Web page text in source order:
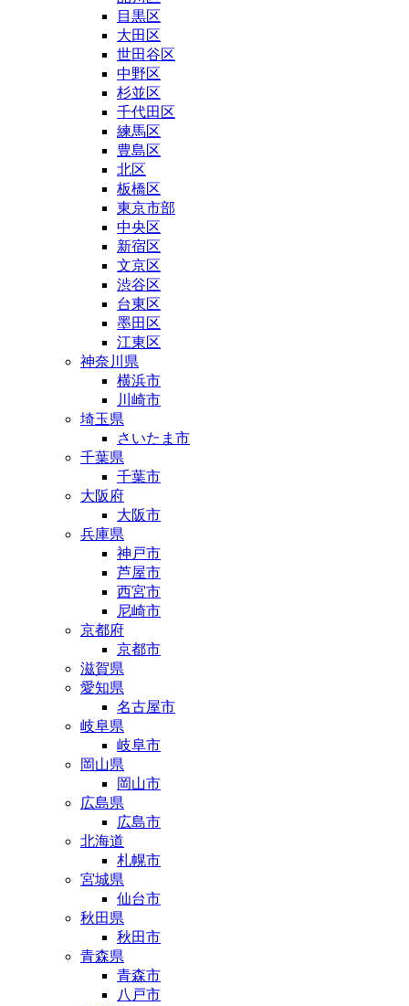
目黒区
大田区
世田谷区
中野区
杉並区
千代田区
練馬区
豊島区
北区
板橋区
東京市部
中央区
新宿区
文京区
渋谷区
台東区
墨田区
江東区
神奈川県
横浜市
川崎市
埼玉県
さいたま市
千葉県
千葉市
大阪府
大阪市
兵庫県
神戸市
芦屋市
西宮市
尼崎市
京都府
京都市
滋賀県
愛知県
名古屋市
岐阜県
岐阜市
岡山県
岡山市
広島県
広島市
北海道
札幌市
宮城県
仙台市
秋田県
秋田市
青森県
青森市
八戸市